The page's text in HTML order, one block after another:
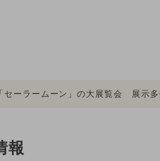
セーラームーン」の大展覧会 展示
報